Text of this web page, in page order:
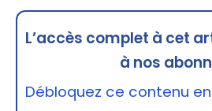
L’accès complet à cet
à nos
Débloquez ce contenu